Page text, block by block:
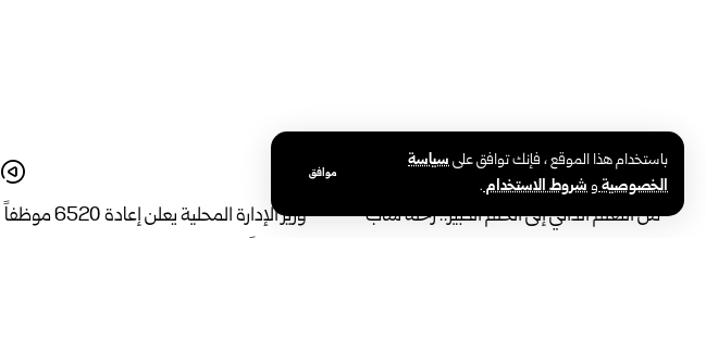
باستخدام هذا الموقع ، فإنك توافق علىسياسة
الخصوصيةوشروط الاستخدام.
موافق
من التعلّم الذاتي إلى الحلم الكبير.. رحلة شاب
وزير الإدارة المحلية يعلن إعادة 6520 موظفاً